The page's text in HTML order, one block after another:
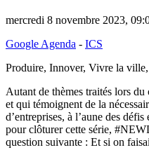
mercredi 8 novembre 2023,
Google Agenda - ICS
Produire, Innover, Vivre la
Autant de thèmes traités lors
et qui témoignent de la
d’entreprises, à l’aune des
pour clôturer cette série,
question suivante : Et si on